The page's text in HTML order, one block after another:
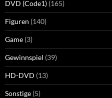
DVD (Code1) (165)
Figuren (140)
Game (3)
Gewinnspiel (39)
HD-DVD (13)
Sonstige (5)